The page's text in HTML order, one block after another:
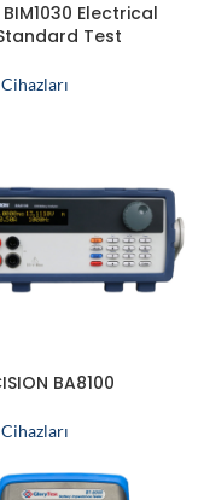
BIM1030 Electrical
Test
BA8100